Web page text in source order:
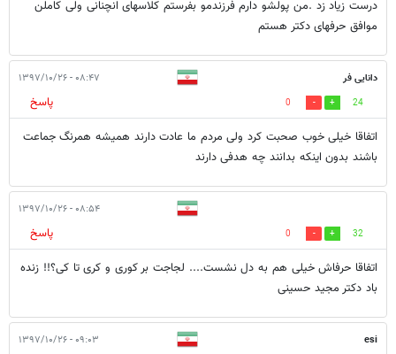
درست زیاد زد .من پولشو دارم فرزندمو بفرستم کلاسهای انچنانی ولی کاملن
موافق حرفهای دکتر هستم
دانایی فر ۰۸:۴۷ - ۱۳۹۷/۱۰/۲۶
24
0
پاسخ
اتفاقا خیلی خوب صحبت کرد ولی مردم ما عادت دارند همیشه همرنگ جماعت
باشند بدون اینکه بدانند چه هدفی دارند
۰۸:۵۴ - ۱۳۹۷/۱۰/۲۶
32
0
پاسخ
اتفاقا حرفاش خیلی هم به دل نشست.... لجاجت بر کوری و کری تا کی؟!! زنده
باد دکتر مجید حسینی
esi ۰۹:۰۳ - ۱۳۹۷/۱۰/۲۶